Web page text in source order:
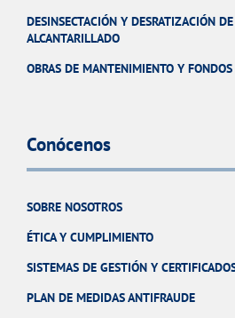
DESINSECTACIÓN Y DESRATIZACIÓN
ALCANTARILLADO
OBRAS DE MANTENIMIENTO Y
Conócenos
SOBRE NOSOTROS
ÉTICA Y CUMPLIMIENTO
SISTEMAS DE GESTIÓN Y
PLAN DE MEDIDAS ANTIFRAUDE